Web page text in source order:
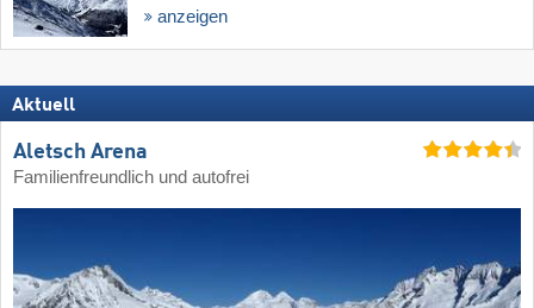
anzeigen
Aktuell
Aletsch Arena
Familienfreundlich und autofrei